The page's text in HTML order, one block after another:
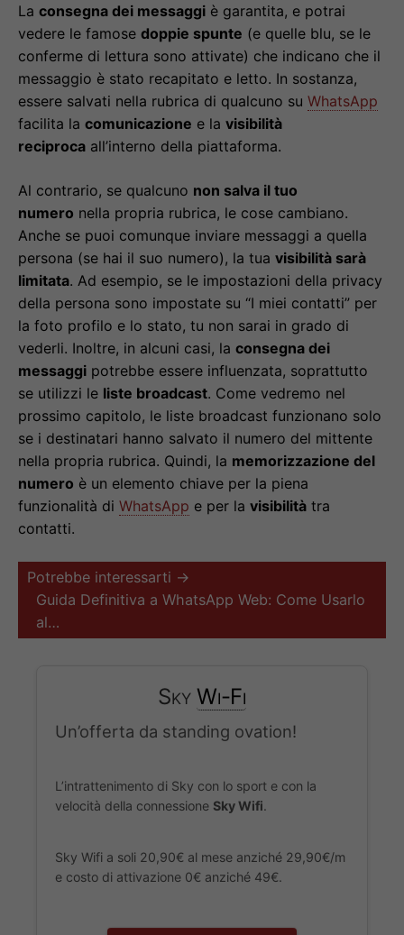
La consegna dei messaggi è garantita, e potrai
vedere le famose doppie spunte (e quelle blu, se le
conferme di lettura sono attivate) che indicano che il
messaggio è stato recapitato e letto. In sostanza,
essere salvati nella rubrica di qualcuno su WhatsApp
facilita la comunicazione e la visibilità
reciproca all’interno della piattaforma.
Al contrario, se qualcuno non salva il tuo
numero nella propria rubrica, le cose cambiano.
Anche se puoi comunque inviare messaggi a quella
persona (se hai il suo numero), la tua visibilità sarà
limitata. Ad esempio, se le impostazioni della privacy
della persona sono impostate su “I miei contatti” per
la foto profilo e lo stato, tu non sarai in grado di
vederli. Inoltre, in alcuni casi, la consegna dei
messaggi potrebbe essere influenzata, soprattutto
se utilizzi le liste broadcast. Come vedremo nel
prossimo capitolo, le liste broadcast funzionano solo
se i destinatari hanno salvato il numero del mittente
nella propria rubrica. Quindi, la memorizzazione del
numero è un elemento chiave per la piena
funzionalità di WhatsApp e per la visibilità tra
contatti.
Potrebbe interessarti →
Guida Definitiva a WhatsApp Web: Come Usarlo
al…
SkyWi-Fi
Un’offerta da standing ovation!
L’intrattenimento di Sky con lo sport e con la
velocità della connessione Sky Wifi.
Sky Wifi a soli 20,90€ al mese anziché 29,90€/m
e costo di attivazione 0€ anziché 49€.